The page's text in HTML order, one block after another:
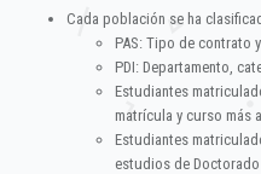
Cada población se ha
PAS: Tipo de contrato
PDI: Departamento,
Estudiantes
matrícula y curso más
Estudiantes
estudios de